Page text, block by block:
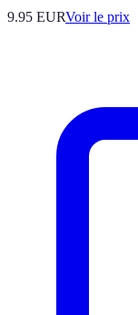
9.95 EURVoir le prix